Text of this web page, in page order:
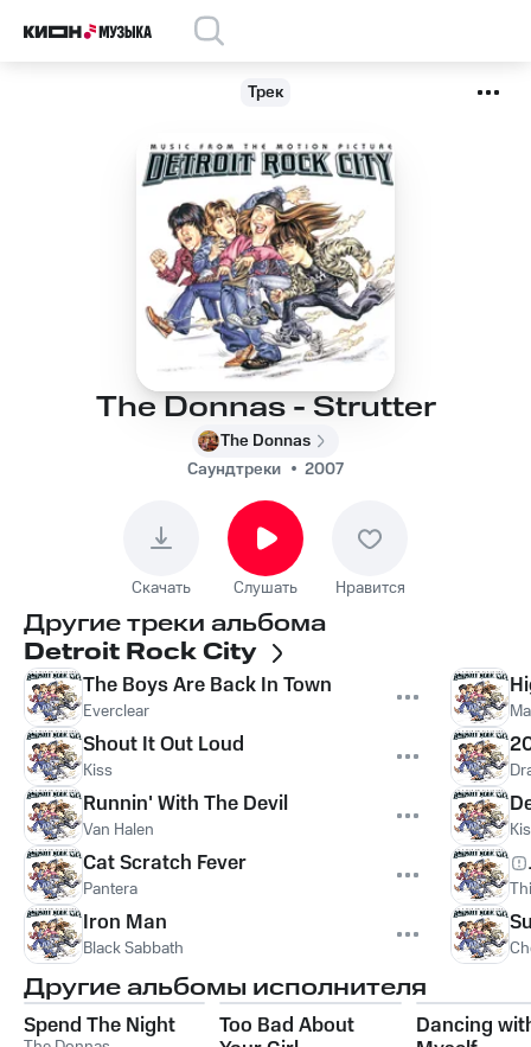
Трек
The Donnas - Strutter
The Donnas
Саундтреки
2007
Скачать Слушать Нравится
Другие треки альбома
Detroit Rock City
The Boys Are Back In Town
Everclear
Shout It Out Loud
Kiss
Runnin' With The Devil
Van Halen
Cat Scratch Fever
Pantera
Iron Man
Black Sabbath
Другие альбомы исполнителя
Spend The Night
Too Bad About
Dancing